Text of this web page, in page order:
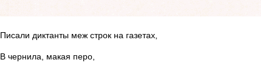
Писали диктанты меж строк на газетах,
В чернила, макая перо,